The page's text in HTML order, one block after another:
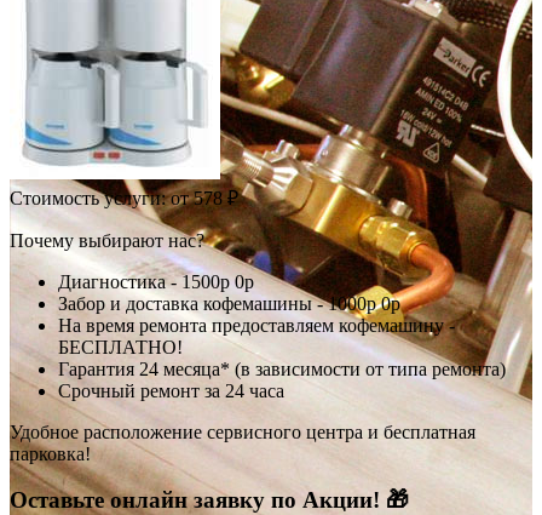
Стоимость услуги:от 578 ₽
Почему выбирают нас?
Диагностика -1500р0р
Забор и доставка кофемашины -1000р0р
На время ремонта предоставляем кофемашину -
БЕСПЛАТНО!
Гарантия 24 месяца* (в зависимости от типа ремонта)
Срочный ремонт за 24 часа
Удобное расположение сервисного центра и бесплатная
парковка!
Оставьте онлайн заявку по Акции! 🎁